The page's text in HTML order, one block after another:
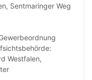
Sentmaringer Weg
Westfalen,